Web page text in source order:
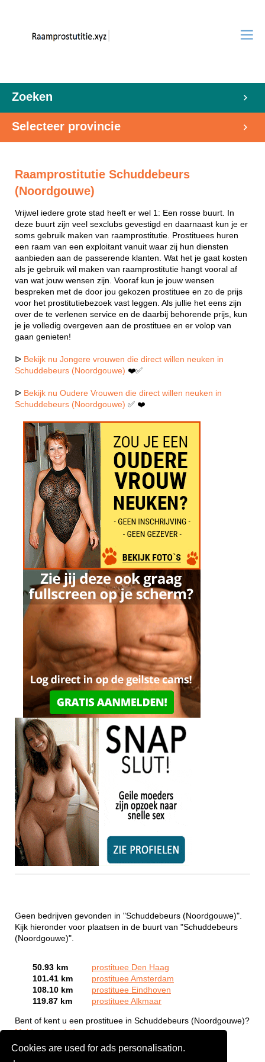
Cookies are used for ads personalisation.
Zoeken
Selecteer provincie
Raamprostitutie Schuddebeurs
(Noordgouwe)
Vrijwel iedere grote stad heeft er wel 1: Een rosse buurt. In
deze buurt zijn veel sexclubs gevestigd en daarnaast kun je er
soms gebruik maken van raamprostitutie. Prostituees huren
een raam van een exploitant vanuit waar zij hun diensten
aanbieden aan de passerende klanten. Wat het je gaat kosten
als je gebruik wil maken van raamprostitutie hangt vooral af
van wat jouw wensen zijn. Vooraf kun je jouw wensen
bespreken met de door jou gekozen prostituee en zo de prijs
voor het prostitutiebezoek vast leggen. Als jullie het eens zijn
over de te verlenen service en de daarbij behorende prijs, kun
je je volledig overgeven aan de prostituee en er volop van
gaan genieten!
ᐅ Bekijk nu Jongere vrouwen die direct willen neuken in
Schuddebeurs (Noordgouwe) ❤️✅
ᐅ Bekijk nu Oudere Vrouwen die direct willen neuken in
Schuddebeurs (Noordgouwe) ✅ ❤️
Geen bedrijven gevonden in "Schuddebeurs (Noordgouwe)".
Kijk hieronder voor plaatsen in de buurt van "Schuddebeurs
(Noordgouwe)".
50.93 km
prostituee Den Haag
101.41 km
prostituee Amsterdam
108.10 km
prostituee Eindhoven
119.87 km
prostituee Alkmaar
Bent of kent u een prostituee in Schuddebeurs (Noordgouwe)?
Meld een bedrijf gratis aan